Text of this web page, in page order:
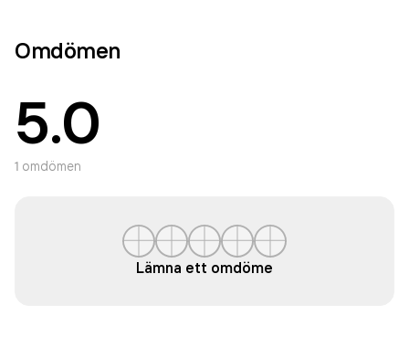
Omdömen
5.0
1 omdömen
Lämna ett omdöme